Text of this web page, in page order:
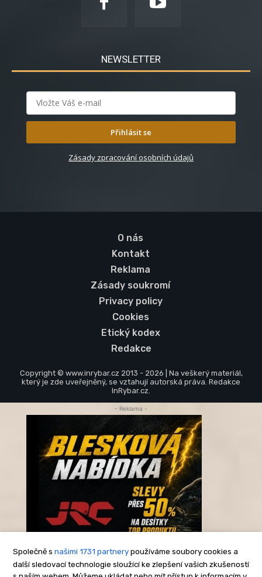
NEWSLETTER
Přihlásit se
Zásady zpracování osobních údajů
O nás
Kontakt
Reklama
Zásady soukromí
Privacy policy
Cookies
Etický kodex
Redakce
Copyright © www.inrybar.cz 2013 - 2026 | Na veškerý materiál,
který je zde uveřejněný, se vztahují autorská práva. Redakce
InRybar.cz.
Společně s našimi 1731 partnery používáme soubory cookies a
další sledovací technologie sloužící ke zlepšení vašich zkušeností
- Reklama -